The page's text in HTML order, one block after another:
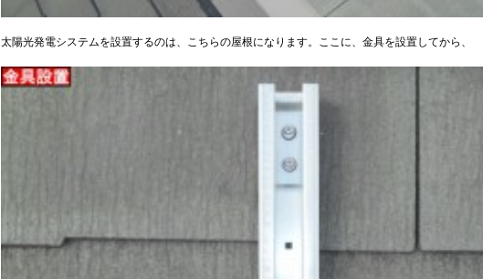
太陽光発電システムを設置するのは、こちらの屋根になります。ここに、金具を設置してから、